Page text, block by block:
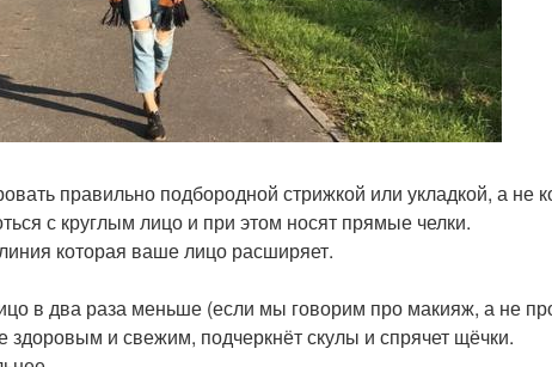
правильно подбородной стрижкой или укладкой, а не
с круглым лицо и при этом носят прямые челки.
которая ваше лицо расширяет.
в два раза меньше (если мы говорим про макияж, а не
здоровым и свежим, подчеркнёт скулы и спрячет щёчки.